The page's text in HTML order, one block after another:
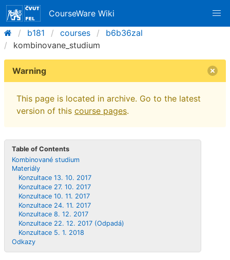
CourseWare Wiki
b181
courses
b6b36zal
kombinovane_studium
Warning
This page is located in archive. Go to the latest
version of this course pages.
Table of Contents
Kombinované studium
Materiály
Konzultace 13. 10. 2017
Konzultace 27. 10. 2017
Konzultace 10. 11. 2017
Konzultace 24. 11. 2017
Konzultace 8. 12. 2017
Konzultace 22. 12. 2017 (Odpadá)
Konzultace 5. 1. 2018
Odkazy